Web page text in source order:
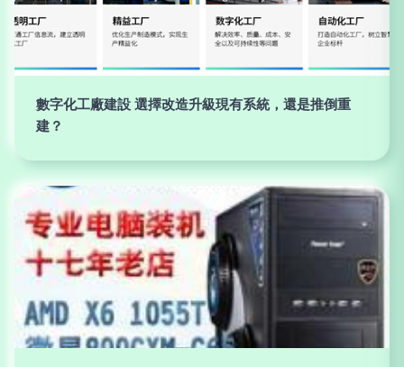
數字化工廠建設 選擇改造升級現有系統，還是推倒重
建？